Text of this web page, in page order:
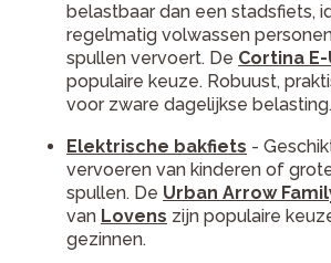
belastbaar dan een stadsfiets,
regelmatig volwassen
spullen vervoert. De Cortina E-
populaire keuze. Robuust,
voor zware dagelijkse belasting.
Elektrische bakfiets -
vervoeren van kinderen of
spullen. De Urban Arrow
van Lovens zijn populaire
gezinnen.